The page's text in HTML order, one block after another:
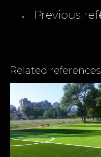
Post
navigation
Related references